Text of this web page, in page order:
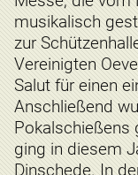
musikalisch
zur
Vereinigten
Salut für einen
Anschließend
Pokalschießens
ging in diesem
Dinschede. In